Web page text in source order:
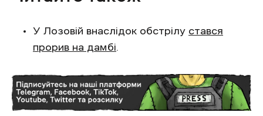
У Лозовій внаслідок обстрілу стався
прорив на дамбі.